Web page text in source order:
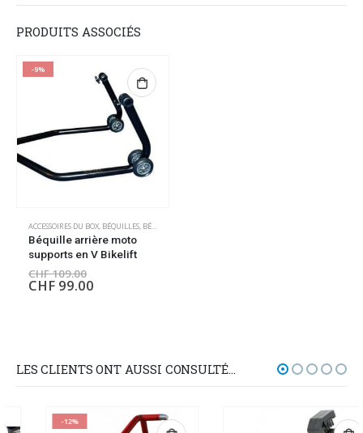
PRODUITS ASSOCIÉS
-9%
ACCESSOIRES DU BOX, BÉQUILLES, BÉQUILLES
Béquille arrière moto
supports en V Bikelift
CHF109.00
CHF 99.00
LES CLIENTS ONT AUSSI CONSULTÉ…